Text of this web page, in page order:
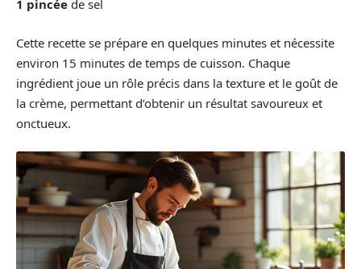
1 pincée de sel
Cette recette se prépare en quelques minutes et nécessite
environ 15 minutes de temps de cuisson. Chaque
ingrédient joue un rôle précis dans la texture et le goût de
la crème, permettant d’obtenir un résultat savoureux et
onctueux.